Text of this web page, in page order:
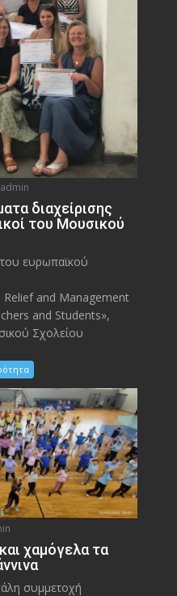
διαχείρισης
του Μουσικού
ευρωπαϊκού
Relief and Management
and Students»,
Σχολείου
χαμόγελα τα
συμμετοχή